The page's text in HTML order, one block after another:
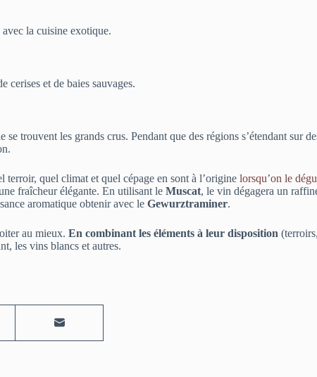
la cuisine exotique.
cerises et de baies sauvages.
trouvent les grands crus. Pendant que des régions s’étendant sur
terroir, quel climat et quel cépage en sont à l’origine lorsqu’on le
fraîcheur élégante. En utilisant le Muscat, le vin dégagera un
aromatique obtenir avec le Gewurztraminer.
au mieux. En combinant les éléments à leur disposition
les vins blancs et autres.